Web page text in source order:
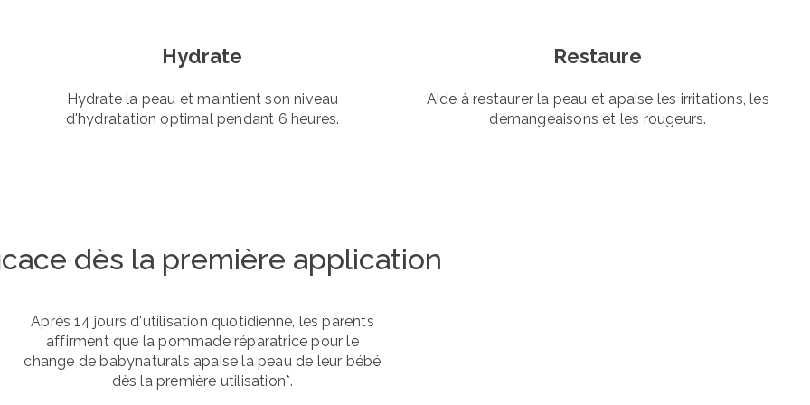
Hydrate
Hydrate la peau et maintient son niveau
d'hydratation optimal pendant 6 heures.
Restaure
Aide à restaurer la peau et apaise les irritations, les
démangeaisons et les rougeurs.
dès la première application
Après 14 jours d'utilisation quotidienne, les parents
affirment que la pommade réparatrice pour le
change de babynaturals apaise la peau de leur bébé
dès la première utilisation*.